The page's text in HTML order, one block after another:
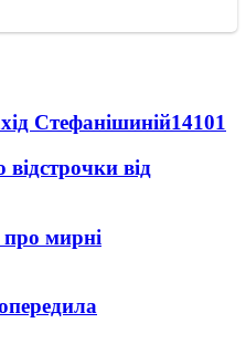
Стефанішиній14101
від
про мирні